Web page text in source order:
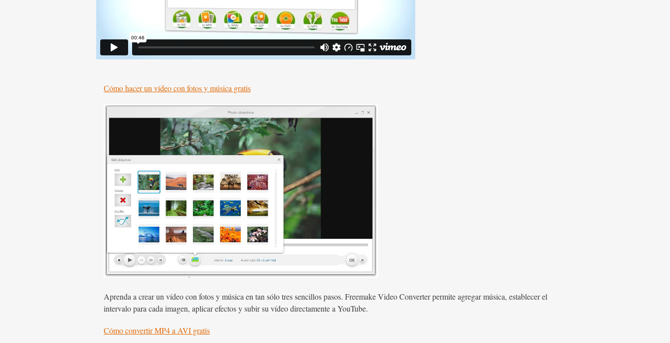
Сómo hacer un vídeo con fotos y música gratis
Aprenda a crear un vídeo con fotos y música en tan sólo tres sencillos pasos. Freemake Video Converter permite agregar música, establecer el
intervalo para cada imagen, aplicar efectos y subir su vídeo directamente a YouTube.
Cómo convertir MP4 a AVI gratis